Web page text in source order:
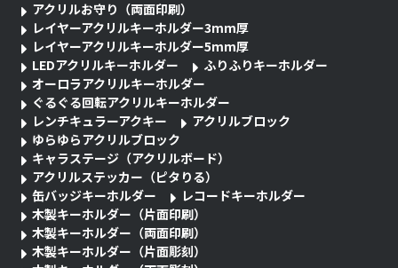
アクリルお守り（両面印刷）
レイヤーアクリルキーホルダー3mm厚
レイヤーアクリルキーホルダー5mm厚
LEDアクリルキーホルダー
ふりふりキーホルダー
オーロラアクリルキーホルダー
ぐるぐる回転アクリルキーホルダー
レンチキュラーアクキー
アクリルブロック
ゆらゆらアクリルブロック
キャラステージ（アクリルボード）
アクリルステッカー（ピタりる）
缶バッジキーホルダー
レコードキーホルダー
木製キーホルダー（片面印刷）
木製キーホルダー（両面印刷）
木製キーホルダー（片面彫刻）